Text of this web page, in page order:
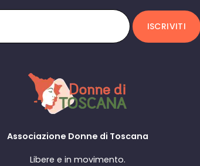
Associazione Donne di Toscana
Libere e in movimento.